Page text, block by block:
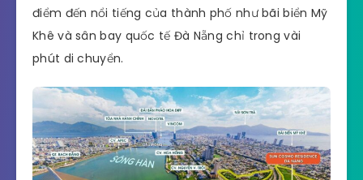
điểm đến nổi tiếng của thành phố như bãi biển Mỹ
Khê và sân bay quốc tế Đà Nẵng chỉ trong vài
phút di chuyển.